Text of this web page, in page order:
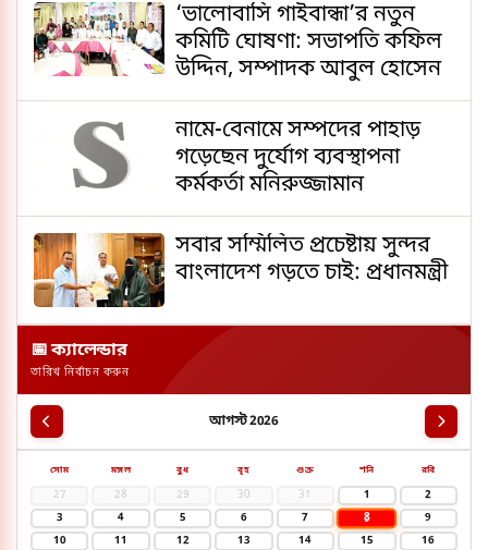
‘ভালোবাসি গাইবান্ধা’র নতুন
কমিটি ঘোষণা: সভাপতি কফিল
উদ্দিন, সম্পাদক আবুল হোসেন
নামে-বেনামে সম্পদের পাহাড়
গড়েছেন দুর্যোগ ব্যবস্থাপনা
কর্মকর্তা মনিরুজ্জামান
সবার সম্মিলিত প্রচেষ্টায় সুন্দর
বাংলাদেশ গড়তে চাই: প্রধানমন্ত্রী
📅 ক্যালেন্ডার
তারিখ নির্বাচন করুন
আগস্ট 2026
সোম মঙ্গল বুধ বৃহ শুক্র শনি রবি
27 28 29 30 31 1
2
3
4 5 6 7 8
9
10
11 12 13 14 15
16